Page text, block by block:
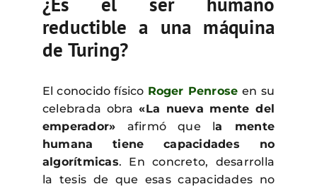
reductible a una máquina
de Turing?
El conocido físico Roger Penrose en su
celebrada obra«La nueva mente del
emperador» afirmó que la mente
humana tiene capacidades no
algorítmicas. En concreto, desarrolla
la tesis de que esas capacidades no